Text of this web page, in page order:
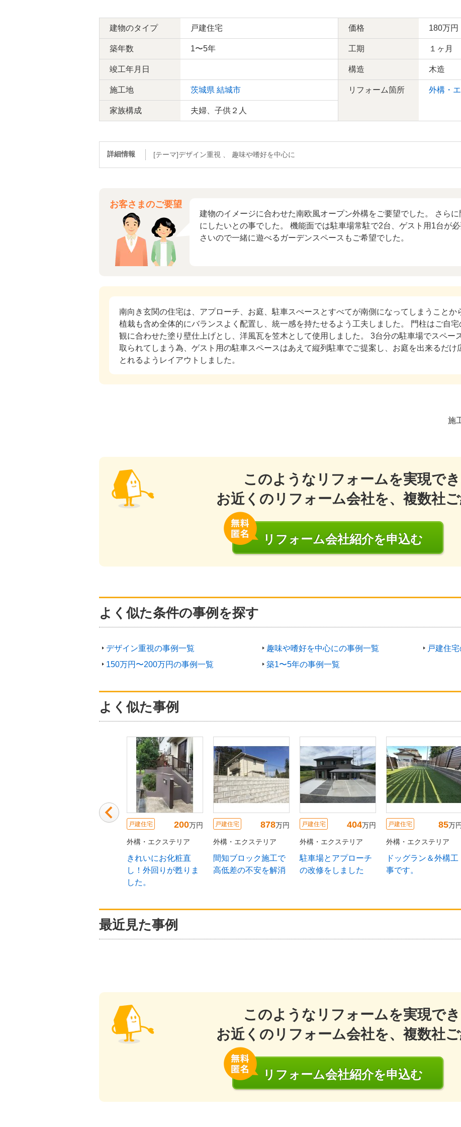
建物のタイプ 戸建住宅 価格 180万円
築年数 1〜5年 工期 １ヶ月
竣工年月日 構造 木造
施工地 茨城県 結城市 リフォーム箇所 外構・
家族構成 夫婦、子供２人
詳細情報 [テーマ]デザイン重視 、 趣味や嗜好を中心に
お客さまのご要望
建物のイメージに合わせた南欧風オープン外構をご要望でした。 さら
にしたいとの事でした。 機能面では駐車場常駐で2台、ゲスト用1台が
さいので一緒に遊べるガーデンスペースもご希望でした。
南向き玄関の住宅は、アプローチ、お庭、駐車スぺースとすべてが南側になってしまうことか
植栽も含め全体的にバランスよく配置し、統一感を持たせるよう工夫しました。 門柱はご自宅
観に合わせた塗り壁仕上げとし、洋風瓦を笠木として使用しました。 3台分の駐車場でスペー
取られてしまう為、ゲスト用の駐車スペースはあえて縦列駐車でご提案し、お庭を出来るだけ
とれるようレイアウトしました。
施
このようなリフォームを実現で
お近くのリフォーム会社を、複数社ご
リフォーム会社紹介を申込む
よく似た条件の事例を探す
デザイン重視の事例一覧 趣味や嗜好を中心にの事例一覧
戸建住
150万円〜200万円の事例一覧
築1〜5年の事例一覧
よく似た事例
万円 戸建住宅 90万円
外構・エクステリア
立ち木の伐採 目隠
しフェンス設置工事
戸建住宅 105万円
外構・エクステリア
目隠しフェンス設置
戸建住宅 200万円
外構・エクステリア
きれいにお化粧直
し！外回りが甦りま
戸建住宅 878万円
外構・エクステリア
間知ブロック施工で
高低差の不安を解消
最近見た事例
このようなリフォームを実現で
お近くのリフォーム会社を、複数社ご
リフォーム会社紹介を申込む